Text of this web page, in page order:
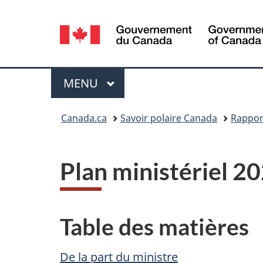
Sélection
de
la
langue
Menu
MENU PRINCIPAL
Canada.ca Savoir polaire Canada
Plan ministériel
Table des matières
De la part du ministre